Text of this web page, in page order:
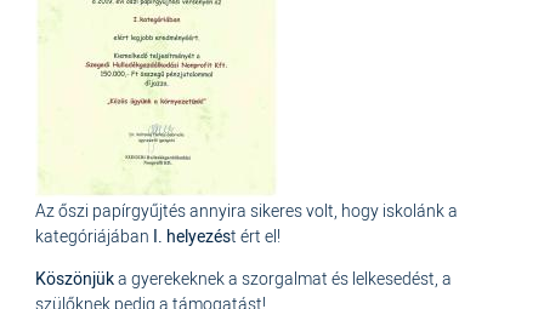
Az őszi papírgyűjtés annyira sikeres volt, hogy iskolánk a
kategóriájában I. helyezést ért el!
Köszönjüka gyerekeknek a szorgalmat és lelkesedést, a
szülőknek pedig a támogatást!